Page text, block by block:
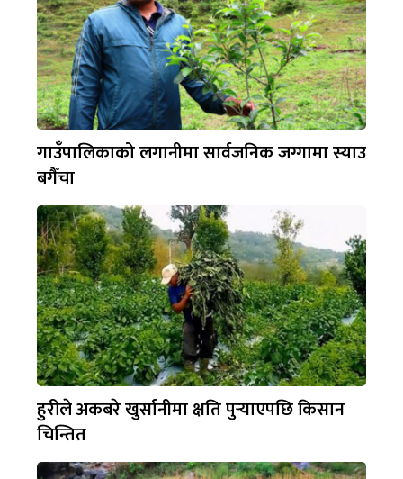
गाउँपालिकाको लगानीमा सार्वजनिक जग्गामा स्याउ
बगैँचा
हुरीले अकबरे खुर्सानीमा क्षति पुर्‍याएपछि किसान
चिन्तित